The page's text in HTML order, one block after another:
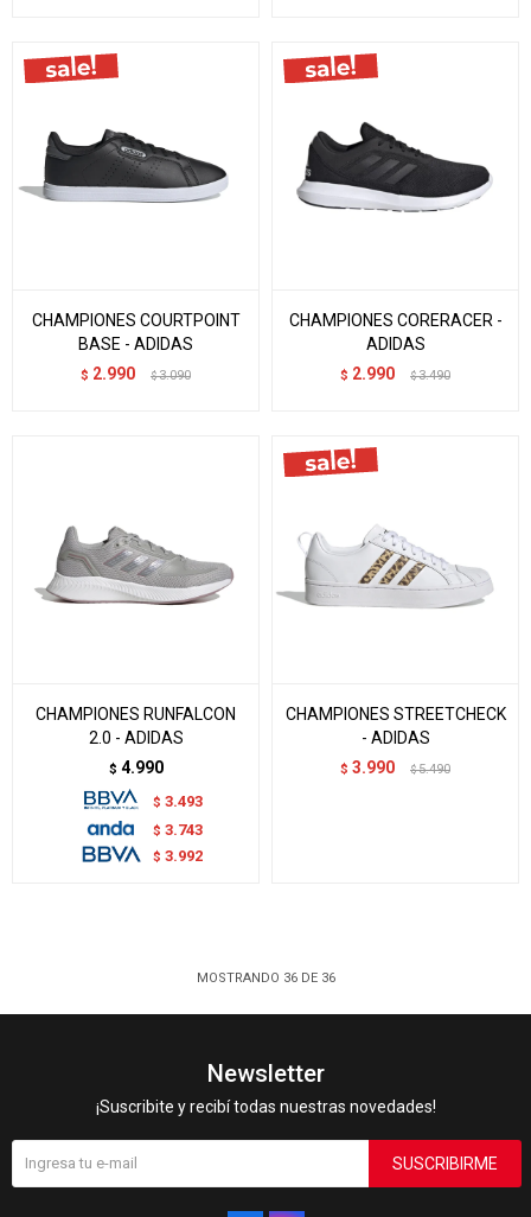
CHAMPIONES COURTPOINT
BASE - ADIDAS
$ 2.990 $ 3.090
CHAMPIONES CORERACER -
ADIDAS
$ 2.990 $ 3.490
CHAMPIONES RUNFALCON
2.0 - ADIDAS
$ 4.990
$ 3.493
$ 3.743
$ 3.992
CHAMPIONES STREETCHECK
- ADIDAS
$ 3.990 $ 5.490
MOSTRANDO 36DE 36
Newsletter
¡Suscribite y recibí todas nuestras novedades!
SUSCRIBIRME